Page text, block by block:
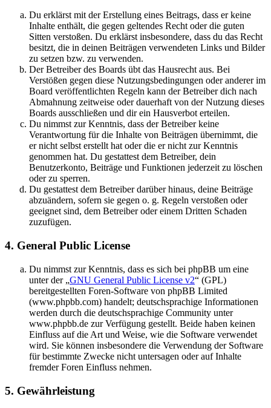
Du erklärst mit der Erstellung eines Beitrags, dass er keine
Inhalte enthält, die gegen geltendes Recht oder die guten
Sitten verstoßen. Du erklärst insbesondere, dass du das Recht
besitzt, die in deinen Beiträgen verwendeten Links und Bilder
zu setzen bzw. zu verwenden.
Der Betreiber des Boards übt das Hausrecht aus. Bei
Verstößen gegen diese Nutzungsbedingungen oder anderer im
Board veröffentlichten Regeln kann der Betreiber dich nach
Abmahnung zeitweise oder dauerhaft von der Nutzung dieses
Boards ausschließen und dir ein Hausverbot erteilen.
Du nimmst zur Kenntnis, dass der Betreiber keine
Verantwortung für die Inhalte von Beiträgen übernimmt, die
er nicht selbst erstellt hat oder die er nicht zur Kenntnis
genommen hat. Du gestattest dem Betreiber, dein
Benutzerkonto, Beiträge und Funktionen jederzeit zu löschen
oder zu sperren.
Du gestattest dem Betreiber darüber hinaus, deine Beiträge
abzuändern, sofern sie gegen o. g. Regeln verstoßen oder
geeignet sind, dem Betreiber oder einem Dritten Schaden
zuzufügen.
4. General Public License
Du nimmst zur Kenntnis, dass es sich bei phpBB um eine
unter der „GNU General Public License v2“ (GPL)
bereitgestellten Foren-Software von phpBB Limited
(www.phpbb.com) handelt; deutschsprachige Informationen
werden durch die deutschsprachige Community unter
www.phpbb.de zur Verfügung gestellt. Beide haben keinen
Einfluss auf die Art und Weise, wie die Software verwendet
wird. Sie können insbesondere die Verwendung der Software
für bestimmte Zwecke nicht untersagen oder auf Inhalte
fremder Foren Einfluss nehmen.
5. Gewährleistung